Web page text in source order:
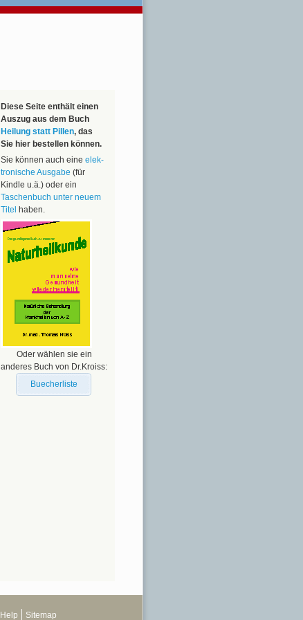
Diese Seite enthält einen
Auszug aus dem Buch
Heilung statt Pillen, das
Sie hier bestellen können.
Sie können auch eine elek­
tronische Ausgabe (für
Kindle u.ä.) oder ein
Taschen­buch unter neuem
Titel
haben.
Oder wählen sie ein
anderes Buch von Dr.Kroiss:
Buecherliste
Help Sitemap